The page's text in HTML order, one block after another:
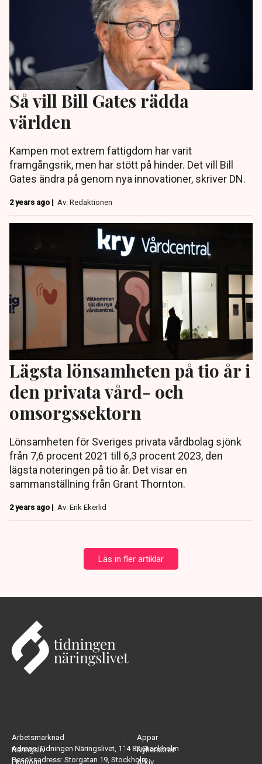
Så vill Bill Gates rädda
världen
Kampen mot extrem fattigdom har varit
framgångsrik, men har stött på hinder. Det vill Bill
Gates ändra på genom nya innovationer, skriver DN.
2 years ago | Av: Redaktionen
Lägsta lönsamheten på tio år i
den privata vård- och
omsorgssektorn
Lönsamheten för Sveriges privata vårdbolag sjönk
från 7,6 procent 2021 till 6,3 procent 2023, den
lägsta noteringen på tio år. Det visar en
sammanställning från Grant Thornton.
2 years ago | Av: Erik Ekerlid
Läs in fler artiklar
Adress: Tidningen Näringslivet, 114 82 Stockholm
Besöksadress: Storgatan 19, Stockholm
Arbetsmarknad
Näringsliv
Ekonomi
Appar
Nyhetsbrev
Arkiv